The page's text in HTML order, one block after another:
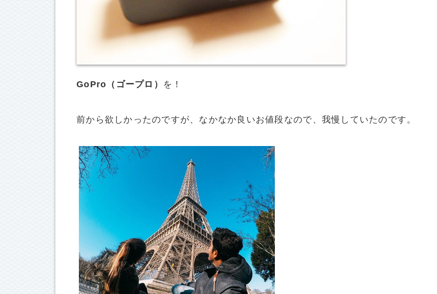
GoPro（ゴープロ） を！
前から欲しかったのですが、なかなか良いお値段なので、我慢していたのです。